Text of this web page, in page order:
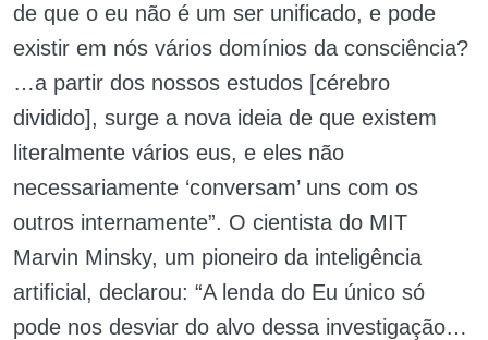
de que o eu não é um ser unificado, e pode
existir em nós vários domínios da consciência?
…a partir dos nossos estudos [cérebro
dividido], surge a nova ideia de que existem
literalmente vários eus, e eles não
necessariamente ‘conversam’ uns com os
outros internamente”. O cientista do MIT
Marvin Minsky, um pioneiro da inteligência
artificial, declarou: “A lenda do Eu único só
pode nos desviar do alvo dessa investigação…